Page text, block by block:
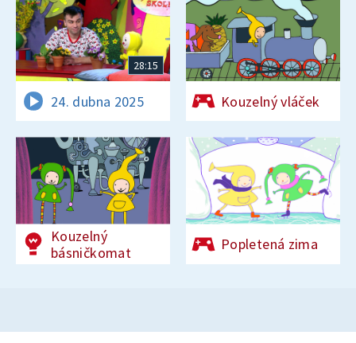
28:15
24. dubna 2025 Kouzelný vláček
Kouzelný
básničkomat
Popletená zima